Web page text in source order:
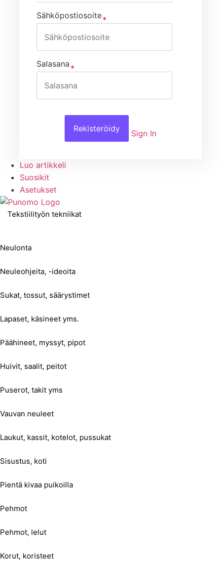
Sähköpostiosoite
Salasana
Rekisteröidy Sign In
Luo artikkeli
Suosikit
Asetukset
Tekstiilityön tekniikat
Neulonta
Neuleohjeita, -ideoita
Sukat, tossut, säärystimet
Lapaset, käsineet yms.
Päähineet, myssyt, pipot
Huivit, saalit, peitot
Puserot, takit yms
Vauvan neuleet
Laukut, kassit, kotelot, pussukat
Sisustus, koti
Pientä kivaa puikoilla
Pehmot
Pehmot, lelut
Korut, koristeet